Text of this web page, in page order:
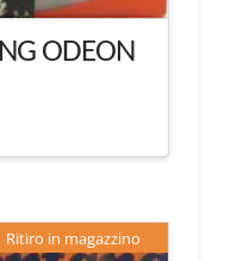
ODEON
Ritiro in magazzino